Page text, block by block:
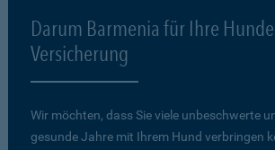
Darum Barmenia für Ihre
Versicherung
Wir möchten, dass Sie viele unbeschwerte
gesunde Jahre mit Ihrem Hund verbringen